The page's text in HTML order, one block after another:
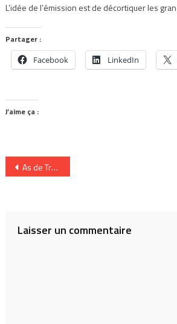
L’idée de l’émission est de décortiquer les
Partager :
Facebook LinkedIn
J’aime ça :
Navigation
As de Trêfle
Laisser un commentaire